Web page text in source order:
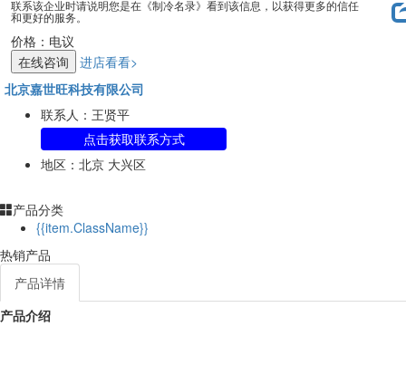
联系该企业时请说明您是在《制冷名录》看到该信息，以获得更多的信任
和更好的服务。
价格： 电议
在线咨询
进店看看>
北京嘉世旺科技有限公司
联系人：王贤平
点击获取联系方式
地区：北京 大兴区
产品分类
{{item.ClassName}}
热销产品
产品详情
产品介绍